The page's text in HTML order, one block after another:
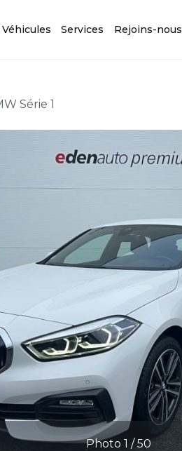
Véhicules Services Rejoins-nous
Série 1
Photo 1 / 50